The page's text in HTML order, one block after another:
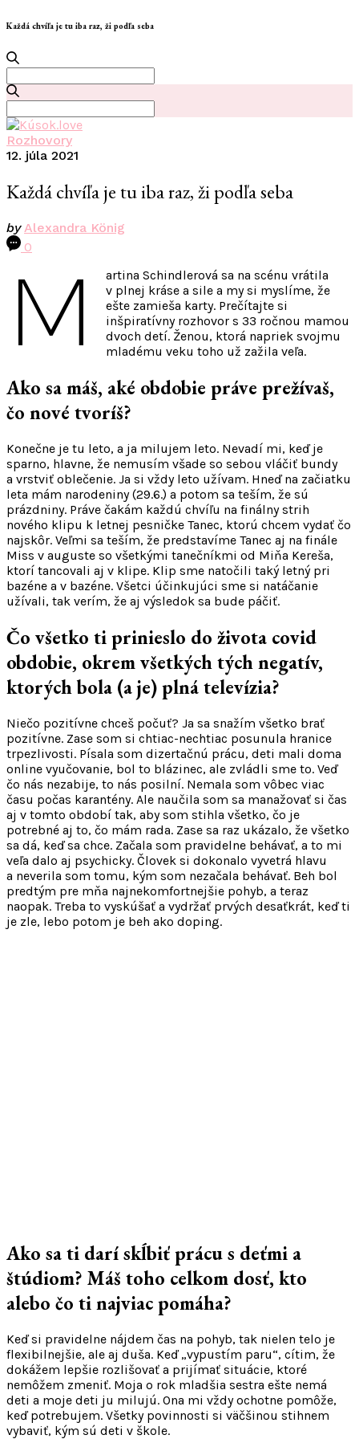
Každá chvíľa je tu iba raz, ži podľa seba
for:
for:
Rozhovory
12. júla 2021
Každá chvíľa je tu iba raz, ži podľa seba
by Alexandra König
0
M
artina Schindlerová sa na scénu vrátila
v plnej kráse a sile a my si myslíme, že
ešte zamieša karty. Prečítajte si
inšpiratívny rozhovor s 33 ročnou mamou
dvoch detí. Ženou, ktorá napriek svojmu
mladému veku toho už zažila veľa.
Ako sa máš, aké obdobie práve prežívaš,
čo nové tvoríš?
Konečne je tu leto, a ja milujem leto. Nevadí mi, keď je
sparno, hlavne, že nemusím všade so sebou vláčiť bundy
a vrstviť oblečenie. Ja si vždy leto užívam. Hneď na začiatku
leta mám narodeniny (29.6.) a potom sa teším, že sú
prázdniny. Práve čakám každú chvíľu na finálny strih
nového klipu k letnej pesničke Tanec, ktorú chcem vydať čo
najskôr. Veľmi sa teším, že predstavíme Tanec aj na finále
Miss v auguste so všetkými tanečníkmi od Miňa Kereša,
ktorí tancovali aj v klipe. Klip sme natočili taký letný pri
bazéne a v bazéne. Všetci účinkujúci sme si natáčanie
užívali, tak verím, že aj výsledok sa bude páčiť.
Čo všetko ti prinieslo do života covid
obdobie, okrem všetkých tých negatív,
ktorých bola (a je) plná televízia?
Niečo pozitívne chceš počuť? Ja sa snažím všetko brať
pozitívne. Zase som si chtiac-nechtiac posunula hranice
trpezlivosti. Písala som dizertačnú prácu, deti mali doma
online vyučovanie, bol to blázinec, ale zvládli sme to. Veď
čo nás nezabije, to nás posilní. Nemala som vôbec viac
času počas karantény. Ale naučila som sa manažovať si čas
aj v tomto období tak, aby som stihla všetko, čo je
potrebné aj to, čo mám rada. Zase sa raz ukázalo, že všetko
sa dá, keď sa chce. Začala som pravidelne behávať, a to mi
veľa dalo aj psychicky. Človek si dokonalo vyvetrá hlavu
a neverila som tomu, kým som nezačala behávať. Beh bol
predtým pre mňa najnekomfortnejšie pohyb, a teraz
naopak. Treba to vyskúšať a vydržať prvých desaťkrát, keď ti
je zle, lebo potom je beh ako doping.
Ako sa ti darí skĺbiť prácu s deťmi a
štúdiom? Máš toho celkom dosť, kto
alebo čo ti najviac pomáha?
Keď si pravidelne nájdem čas na pohyb, tak nielen telo je
flexibilnejšie, ale aj duša. Keď „vypustím paru“, cítim, že
dokážem lepšie rozlišovať a prijímať situácie, ktoré
nemôžem zmeniť. Moja o rok mladšia sestra ešte nemá
deti a moje deti ju milujú. Ona mi vždy ochotne pomôže,
keď potrebujem. Všetky povinnosti si väčšinou stihnem
vybaviť, kým sú deti v škole.